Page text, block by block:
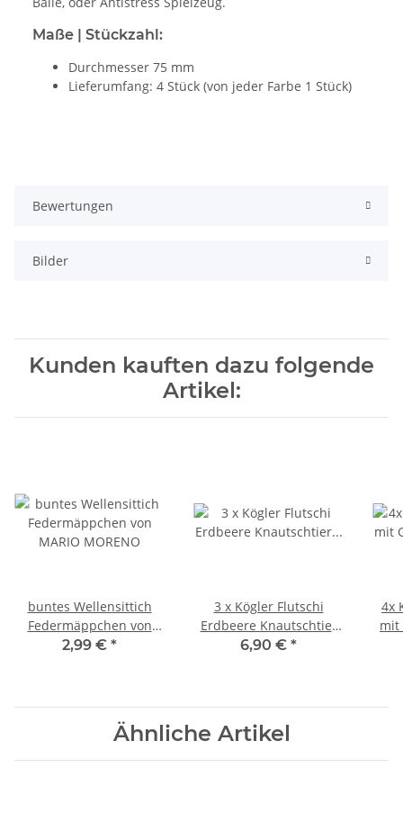
Maße | Stückzahl:
Durchmesser 75 mm
Lieferumfang: 4 Stück (von jeder Farbe 1 Stück)
Bewertungen
Bilder
Kunden kauften dazu folgende
Artikel:
buntes Wellensittich
Federmäppchen von
MARIO MORENO
2,99 € *
3 x Kögler Flutschi
Erdbeere Knautschtier
Quetschball Antistress
6,90 € *
4x
mit
Ähnliche Artikel